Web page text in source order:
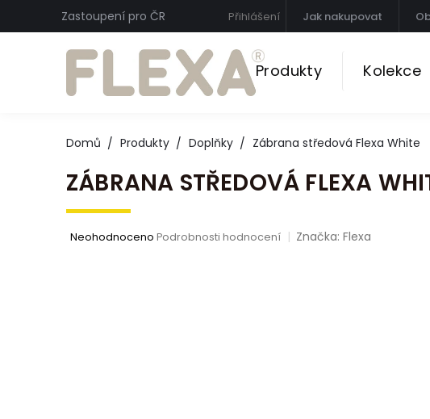
obsah
Zastoupení pro ČR Jak nakupovat
Přihlášení
Produkty Kolekce
Domů Produkty Doplňky Zábrana středová Flexa White
ZÁBRANA STŘEDOVÁ FLEXA
Průměrné
Neohodnoceno Podrobnosti hodnocení Značka:Flexa